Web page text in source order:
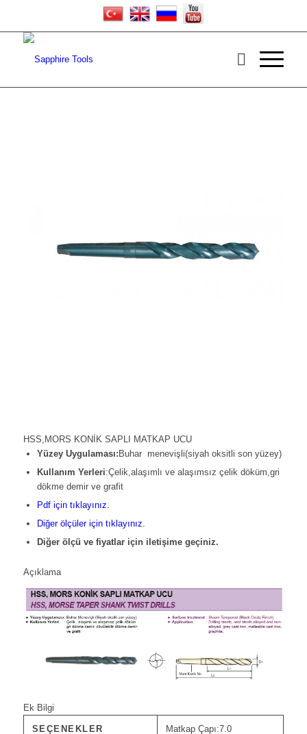
HSS,MORS KONİK SAPLI MATKAP UCU
Yüzey Uygulaması: Buhar menevişli(siyah oksitli son yüzey)
Kullanım Yerleri:Çelik,alaşımlı ve alaşımsız çelik döküm,gri
dökme demir ve grafit
Pdf için tıklayınız.
Diğer ölçüler için tıklayınız.
Diğer ölçü ve fiyatlar için iletişime geçiniz.
Açıklama
Ek Bilgi
SEÇENEKLER Matkap Çapı:7.0